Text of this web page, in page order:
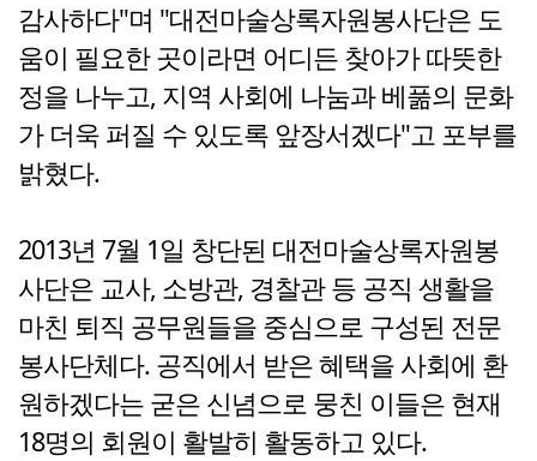
감사하다"며 "대전마술상록자원봉사단은 도
움이 필요한 곳이라면 어디든 찾아가 따뜻한
정을 나누고, 지역 사회에 나눔과 베풂의 문화
가 더욱 퍼질 수 있도록 앞장서겠다"고 포부를
밝혔다.
2013년 7월 1일 창단된 대전마술상록자원봉
사단은 교사, 소방관, 경찰관 등 공직 생활을
마친 퇴직 공무원들을 중심으로 구성된 전문
봉사단체다. 공직에서 받은 혜택을 사회에 환
원하겠다는 굳은 신념으로 뭉친 이들은 현재
18명의 회원이 활발히 활동하고 있다.